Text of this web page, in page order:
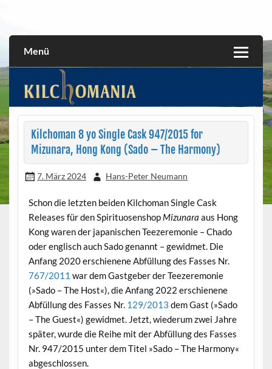
Menü
Kilchoman 8 yo Single Cask 947/2015 for
Mizunara, Hong Kong (Sado – The Harmony)
7. März 2024 Hans-Peter Neumann
Schon die letzten beiden Kilchoman Single Cask
Releases für den Spirituosenshop Mizunara aus Hong
Kong waren der japanischen Teezeremonie – Chado
oder englisch auch Sado genannt – gewidmet. Die
Anfang 2020 erschienene Abfüllung des Fasses Nr.
767/2011 war dem Gastgeber der Teezeremonie
(»Sado – The Host«), die Anfang 2022 erschienene
Abfüllung des Fasses Nr. 129/2013 dem Gast (»Sado
– The Guest«) gewidmet. Jetzt, wiederum zwei Jahre
später, wurde die Reihe mit der Abfüllung des Fasses
Nr. 947/2015 unter dem Titel »Sado – The Harmony«
abgeschlossen.